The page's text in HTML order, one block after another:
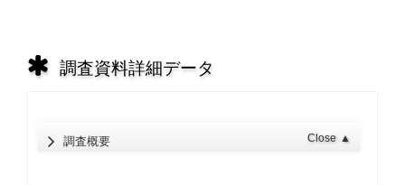
調査資料詳細データ
調査概要 Close ▲